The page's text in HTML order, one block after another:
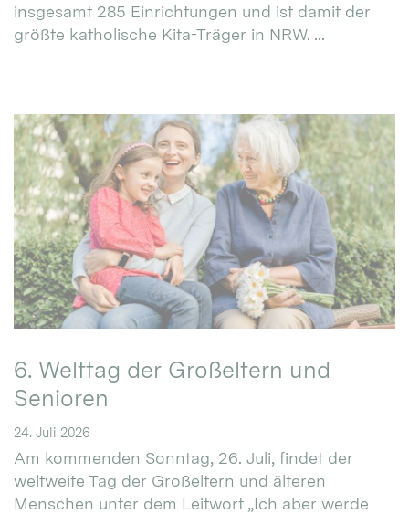
insgesamt 285 Einrichtungen und ist damit der
größte katholische Kita-Träger in NRW. ...
6. Welttag der Großeltern und
Senioren
24. Juli 2026
Am kommenden Sonntag, 26. Juli, findet der
weltweite Tag der Großeltern und älteren
Menschen unter dem Leitwort „Ich aber werde